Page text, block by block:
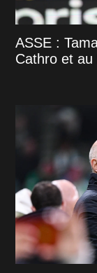
ASSE :
Cathro et au